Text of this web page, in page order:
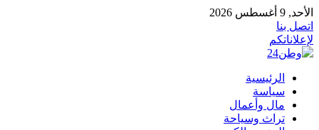
الأحد, 9 أغسطس 2026
اتصل بنا
لإعلاناتكم
الرئيسية
سياسة
مال وأعمال
تراث وسياحة